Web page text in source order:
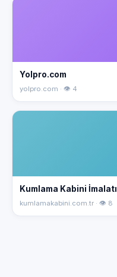
Yolpro.com
yolpro.com · 👁 4
Kumlama Kabini İmalatı
kumlamakabini.com.tr · 👁 8